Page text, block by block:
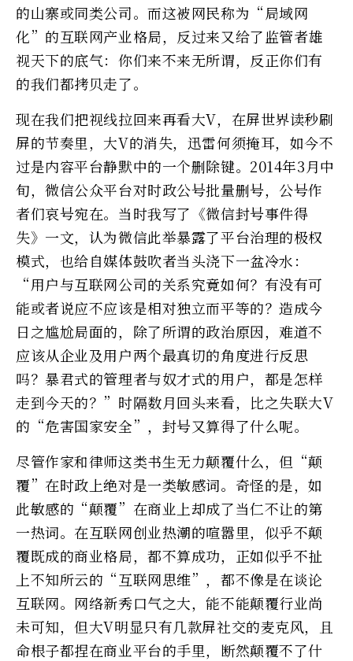
的山寨或同类公司。而这被网民称为“局域网
化”的互联网产业格局，反过来又给了监管者雄
视天下的底气：你们来不来无所谓，反正你们有
的我们都拷贝走了。
现在我们把视线拉回来再看大V，在屏世界读秒刷
屏的节奏里，大V的消失，迅雷何须掩耳，如今不
过是内容平台静默中的一个删除键。2014年3月中
旬，微信公众平台对时政公号批量删号，公号作
者们哀号宛在。当时我写了《微信封号事件得
失》一文，认为微信此举暴露了平台治理的极权
模式，也给自媒体鼓吹者当头浇下一盆冷水：
“用户与互联网公司的关系究竟如何？有没有可
能或者说应不应该是相对独立而平等的？造成今
日之尴尬局面的，除了所谓的政治原因，难道不
应该从企业及用户两个最真切的角度进行反思
吗？暴君式的管理者与奴才式的用户，都是怎样
走到今天的？”时隔数月回头来看，比之失联大V
的“危害国家安全”，封号又算得了什么呢。
尽管作家和律师这类书生无力颠覆什么，但“颠
覆”在时政上绝对是一类敏感词。奇怪的是，如
此敏感的“颠覆”在商业上却成了当仁不让的第
一热词。在互联网创业热潮的喧嚣里，似乎不颠
覆既成的商业格局，都不算成功，正如似乎不扯
上不知所云的“互联网思维”，都不像是在谈论
互联网。网络新秀口气之大，能不能颠覆行业尚
未可知，但大V明显只有几款屏社交的麦克风，且
命根子都捏在商业平台的手里，断然颠覆不了什